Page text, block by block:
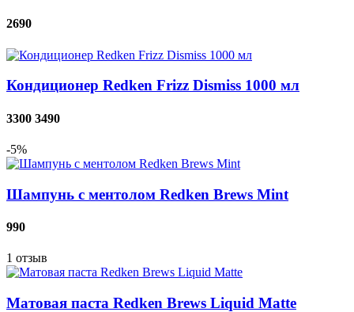
2690
Кондиционер Redken Frizz Dismiss 1000 мл
3300 3490
-5%
Шампунь с ментолом Redken Brews Mint
990
1 отзыв
Матовая паста Redken Brews Liquid Matte